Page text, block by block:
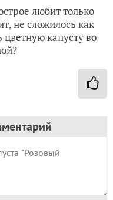
любит только
не сложилось как
капусту во